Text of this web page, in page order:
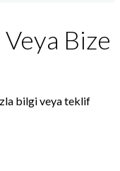
Bize
bilgi veya teklif